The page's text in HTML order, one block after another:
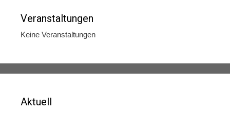
Veranstaltungen
Keine Veranstaltungen
Aktuell